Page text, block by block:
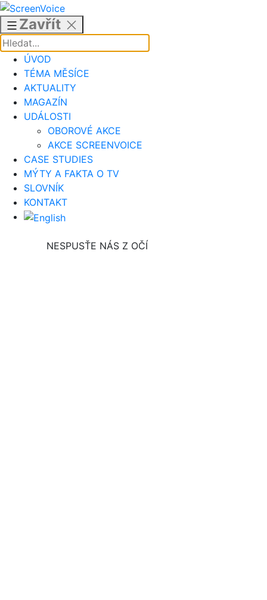
Přejít
obsahu
Zavřít
ÚVOD
TÉMA MĚSÍCE
AKTUALITY
MAGAZÍN
UDÁLOSTI
OBOROVÉ AKCE
AKCE SCREENVOICE
CASE STUDIES
MÝTY A FAKTA O TV
SLOVNÍK
KONTAKT
NESPUSŤE NÁS Z OČÍ